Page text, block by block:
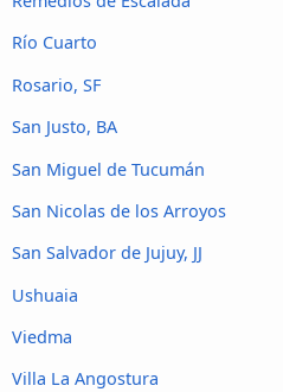
Río Cuarto
Rosario, SF
San Justo, BA
San Miguel de Tucumán
San Nicolas de los Arroyos
San Salvador de Jujuy, JJ
Ushuaia
Viedma
Villa La Angostura